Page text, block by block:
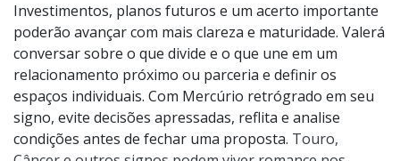
Investimentos, planos futuros e um acerto importante
poderão avançar com mais clareza e maturidade. Valerá
conversar sobre o que divide e o que une em um
relacionamento próximo ou parceria e definir os
espaços individuais. Com Mercúrio retrógrado em seu
signo, evite decisões apressadas, reflita e analise
condições antes de fechar uma proposta. Touro,